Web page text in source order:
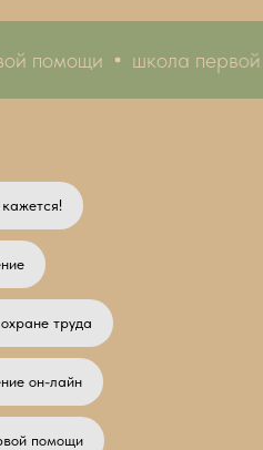
школа первой
труда
он-лайн
помощи